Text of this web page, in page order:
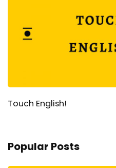
Touch English!
Popular Posts